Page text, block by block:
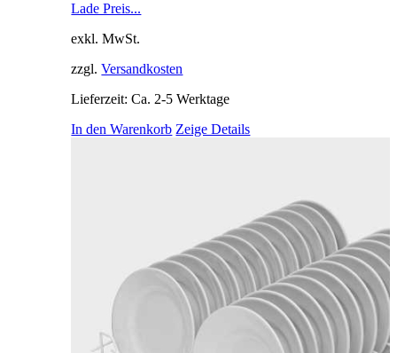
Lade Preis...
exkl. MwSt.
zzgl.Versandkosten
Lieferzeit: Ca. 2-5 Werktage
In den Warenkorb Zeige Details